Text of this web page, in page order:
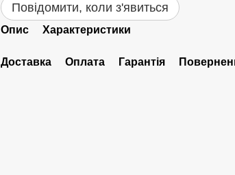
Повідомити, коли з'явиться
Опис Характеристики
Доставка Оплата Гарантія